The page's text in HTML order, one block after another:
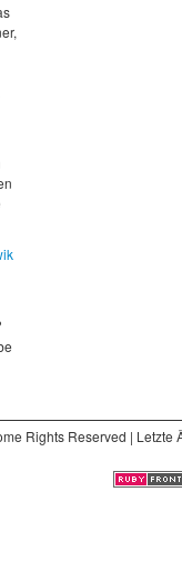
Rights Reserved |